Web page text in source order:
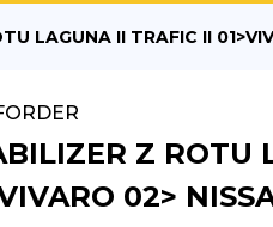
LAGUNA II TRAFIC II
Z ROTU
02>